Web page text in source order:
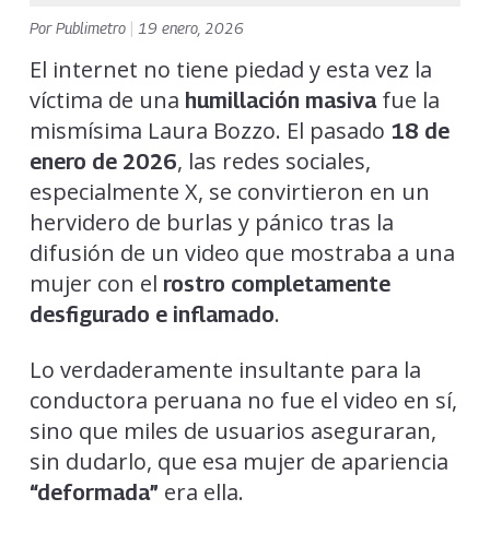
PorPublimetro 19 enero, 2026
El internet no tiene piedad y esta vez la
víctima de una humillación masivafue la
mismísima Laura Bozzo. El pasado 18 de
enero de 2026, las redes sociales,
especialmente X, se convirtieron en un
hervidero de burlas y pánico tras la
difusión de un video que mostraba a una
mujer con el rostro completamente
desfigurado e inflamado.
Lo verdaderamente insultante para la
conductora peruana no fue el video en sí,
sino que miles de usuarios aseguraran,
sin dudarlo, que esa mujer de apariencia
“deformada” era ella.